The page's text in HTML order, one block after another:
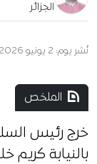
الجزائر
نُشر يوم: 2 يونيو 2026
الملخص
خرج رئيس
بالنيابة